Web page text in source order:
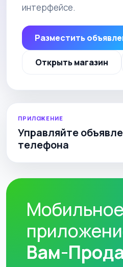
интерфейсе.
Разместить
Открыть магазин
ПРИЛОЖЕНИЕ
Управляйте
телефона
Мобильное
Вам-